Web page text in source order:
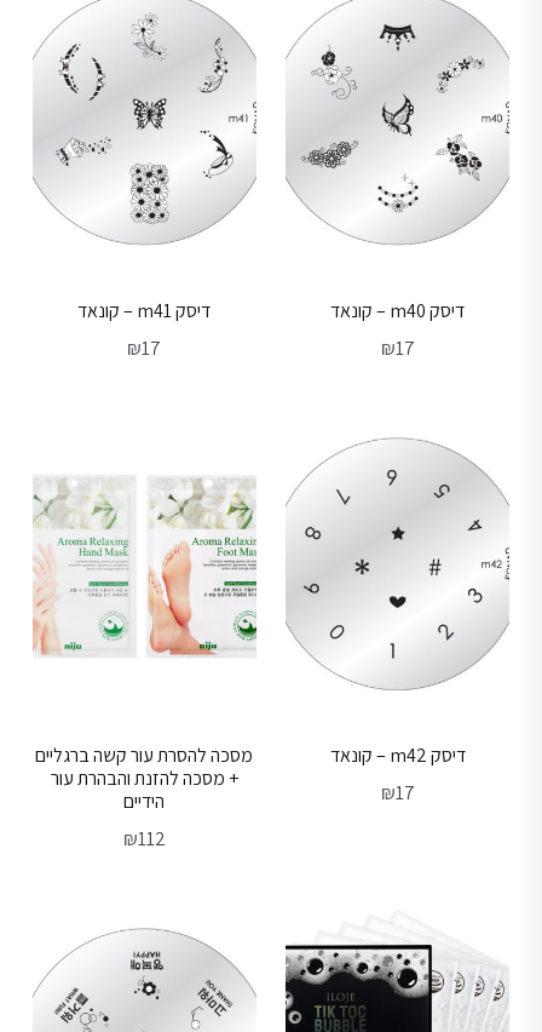
דיסק m40 – קונאד
₪17
דיסק m41 – קונאד
₪17
דיסק m42 – קונאד
₪17
מסכה להסרת עור קשה ברגליים
+ מסכה להזנת והבהרת עור
הידיים
₪112